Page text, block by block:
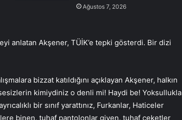
Ağustos 7, 2026
anlatan Akşener, TÜİK’e tepki gösterdi. Bir dizi
bizzat katıldığını açıklayan Akşener, halkın
kimiydiniz o denli mi! Haydi be! Yoksullukla
bir sınıf yarattınız, Furkanlar, Haticeler
binen, tuhaf pantolonlar giyen, tuhaf ceketler